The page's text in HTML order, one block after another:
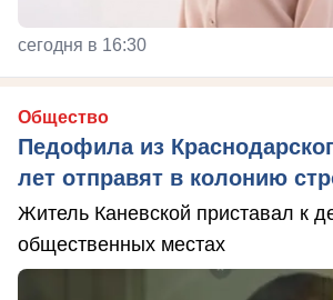
сегодня в 16:30
Общество
Педофила из
лет отправят в колонию
Житель Каневской приставал к
общественных местах